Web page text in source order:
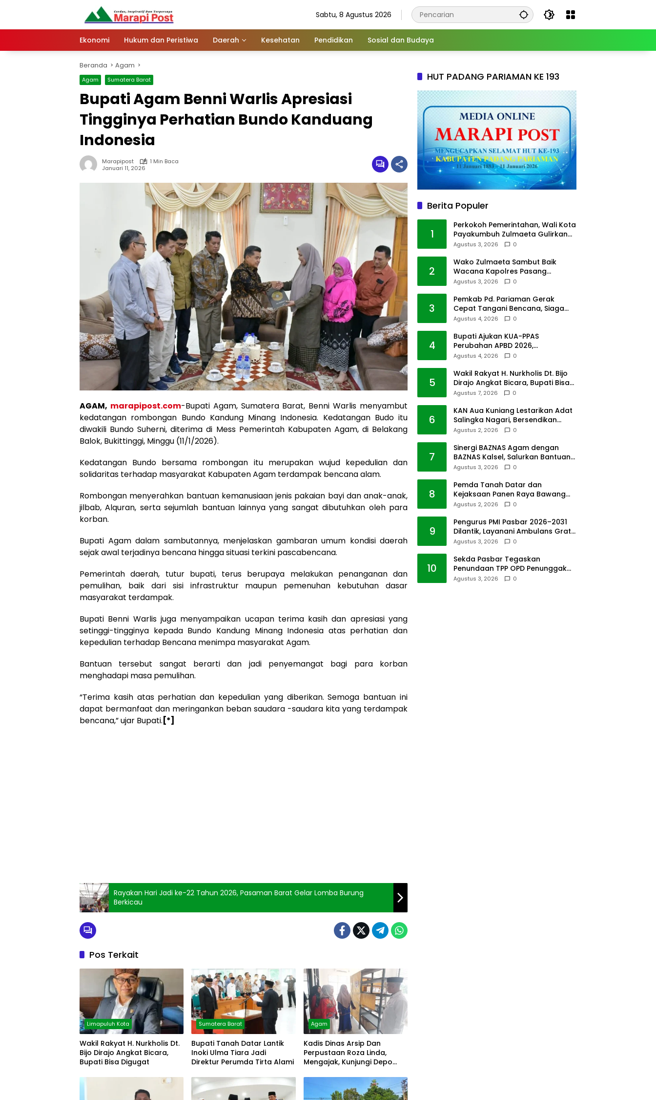
Sabtu, 8 Agustus 2026
Ekonomi Hukum dan Peristiwa Daerah Kesehatan Pendidikan Sosial dan Budaya
Beranda Agam
Agam Sumatera Barat
Bupati Agam Benni Warlis Apresiasi
Tingginya Perhatian Bundo Kanduang
Indonesia
Marapipost
1 Min Baca
Januari 11, 2026
AGAM, marapipost.com-Bupati Agam, Sumatera Barat, Benni Warlis menyambut
kedatangan rombongan Bundo Kandung Minang Indonesia. Kedatangan Budo itu
diwakili Bundo Suherni, diterima di Mess Pemerintah Kabupaten Agam, di Belakang
Balok, Bukittinggi, Minggu (11/1/2026).
Kedatangan Bundo bersama rombongan itu merupakan wujud kepedulian dan
solidaritas terhadap masyarakat Kabupaten Agam terdampak bencana alam.
Rombongan menyerahkan bantuan kemanusiaan jenis pakaian bayi dan anak-anak,
jilbab, Alquran, serta sejumlah bantuan lainnya yang sangat dibutuhkan oleh para
korban.
Bupati Agam dalam sambutannya, menjelaskan gambaran umum kondisi daerah
sejak awal terjadinya bencana hingga situasi terkini pascabencana.
Pemerintah daerah, tutur bupati, terus berupaya melakukan penanganan dan
pemulihan, baik dari sisi infrastruktur maupun pemenuhan kebutuhan dasar
masyarakat terdampak.
Bupati Benni Warlis juga menyampaikan ucapan terima kasih dan apresiasi yang
setinggi-tingginya kepada Bundo Kandung Minang Indonesia atas perhatian dan
kepedulian terhadap Bencana menimpa masyarakat Agam.
Bantuan tersebut sangat berarti dan jadi penyemangat bagi para korban
menghadapi masa pemulihan.
“Terima kasih atas perhatian dan kepedulian yang diberikan. Semoga bantuan ini
dapat bermanfaat dan meringankan beban saudara -saudara kita yang terdampak
bencana,” ujar Bupati. [*]
Rayakan Hari Jadi ke-22 Tahun 2026, Pasaman Barat Gelar Lomba Burung
Berkicau
Pos Terkait
Limapuluh Kota
Wakil Rakyat H. Nurkholis Dt.
Bijo Dirajo Angkat Bicara,
Bupati Bisa Digugat
Sumatera Barat
Bupati Tanah Datar Lantik
Inoki Ulma Tiara Jadi
Direktur Perumda Tirta Alami
Agam
Kadis Dinas Arsip Dan
Perpustaan Roza Linda,
Mengajak, Kunjungi Depo
HUT PADANG PARIAMAN KE 193
Berita Populer
1
Perkokoh Pemerintahan, Wali Kota
Payakumbuh Zulmaeta Gulirkan
Jabatan
Agustus 3, 2026 0
2
Wako Zulmaeta Sambut Baik
Wacana Kapolres Pasang
Kamera Pantau Lalin
Agustus 3, 2026 0
3
Pemkab Pd. Pariaman Gerak
Cepat Tangani Bencana, Siaga
Cuaca Ekstrem
Agustus 4, 2026 0
4
Bupati Ajukan KUA-PPAS
Perubahan APBD 2026,
Pendapatan Pasbar Naik 15
Agustus 4, 2026 0
5
Wakil Rakyat H. Nurkholis Dt. Bijo
Dirajo Angkat Bicara, Bupati Bisa
Digugat
Agustus 7, 2026 0
6
KAN Aua Kuniang Lestarikan Adat
Salingka Nagari, Bersendikan
Kitabullah
Agustus 2, 2026 0
7
Sinergi BAZNAS Agam dengan
BAZNAS Kalsel, Salurkan Bantuan
Bencana Alam
Agustus 3, 2026 0
8
Pemda Tanah Datar dan
Kejaksaan Panen Raya Bawang
Merah di Sawah Tangah
Agustus 2, 2026 0
9
Pengurus PMI Pasbar 2026–2031
Dilantik, Layanani Ambulans Gratis
ke Padang
Agustus 3, 2026 0
10
Sekda Pasbar Tegaskan
Penundaan TPP OPD Penunggak
Pajak Kendaraan Dinas
Agustus 3, 2026 0